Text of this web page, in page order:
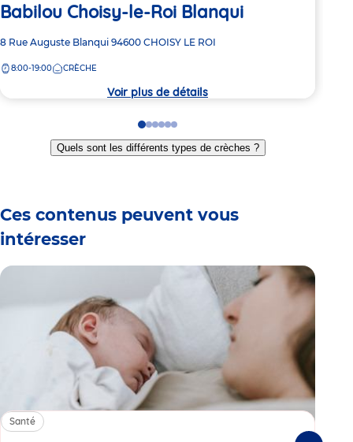
Babilou Choisy-le-Roi Blanqui
Adresse
la
8 Rue Auguste Blanqui 94600 CHOISY LE ROI
8:00-19:00 CRÈCHE
Voir plus de détails
Go
to
slide
Go
to
slide
Go
to
slide
Go
to
slide
Go
to
slide
Go
to
slide
Quels sont les différents types de crèches ?
Ces contenus peuvent vous
intéresser
Santé